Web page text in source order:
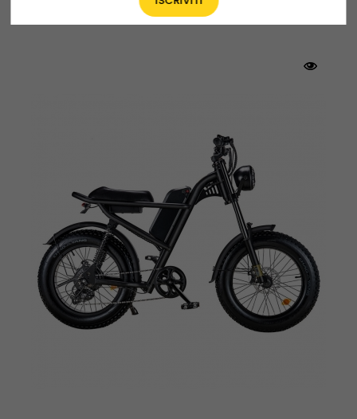
Design d'avanguardia per
L'evoluzione della e-bike ENGWE ispirata ai pesci
Le ruote anteriori e posteriori sono dotate di un
sistema frenante a doppio disco con un design
a rapida dissipazione del calore per garantire
una frenata fluida e sicura.
Ingranaggi Shimano a 7 velocità
Il cambio è fornito da un deragliatore Shimano
a 7 velocità che garantisce un cambio di
marcia affidabile e preciso.
Telaio leggero in lega di alluminio
Il telaio della M20 è realizzato in lega di
Potrebbe Anche Piacerti